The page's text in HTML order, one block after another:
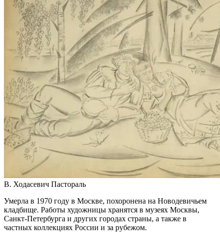
В. Ходасевич Пастораль
Умерла в 1970 году в Москве, похоронена на Новодевичьем
кладбище. Работы художницы хранятся в музеях Москвы,
Санкт-Петербурга и других городах страны, а также в
частных коллекциях России и за рубежом.